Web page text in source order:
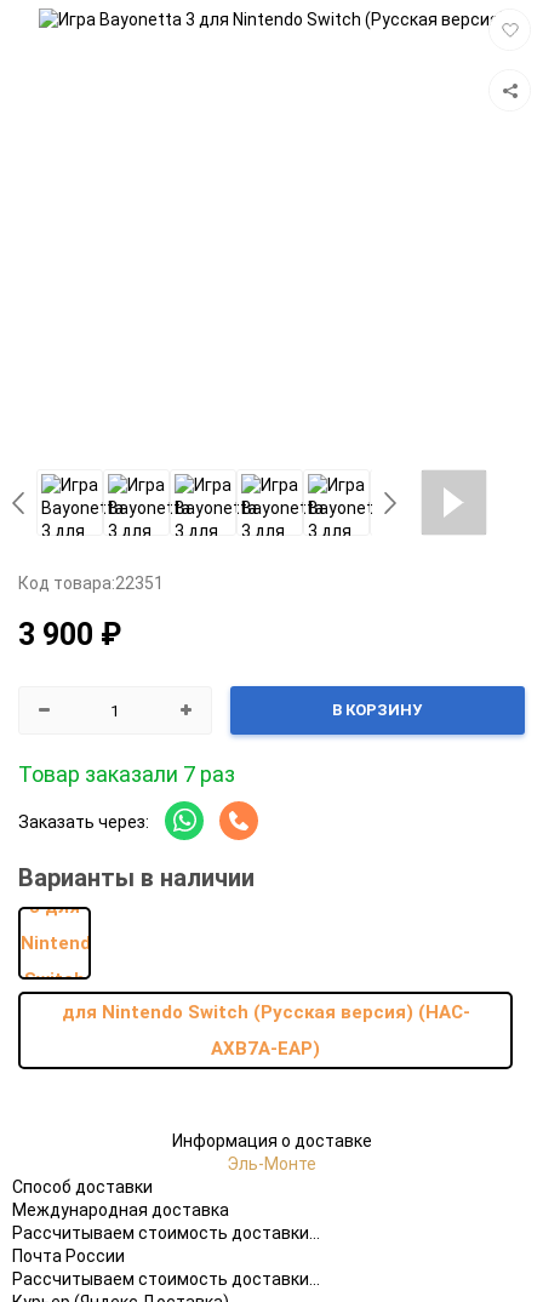
Код товара:22351
3 900 ₽
В КОРЗИНУ
Товар заказали 7 раз
Заказать через:
Варианты в наличии
для Nintendo Switch (Русская версия) (HAC-
AXB7A-EAP)
Информация о доставке
Эль-Монте
Способ доставки
Международная доставка
Рассчитываем стоимость доставки...
Почта России
Рассчитываем стоимость доставки...